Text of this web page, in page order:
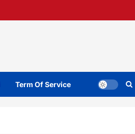
Term Of Service